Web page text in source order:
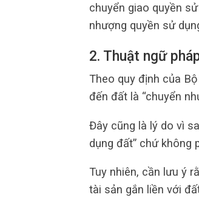
chuyển giao quyền
nhượng quyền sử
2. Thuật ngữ
Theo quy định của
đến đất là “chuyển
Đây cũng là lý do vì
dụng đất” chứ không
Tuy nhiên, cần lưu ý
tài sản gắn liền với